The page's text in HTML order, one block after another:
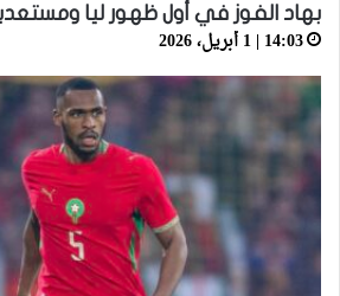
بهاد الفوز في أول ظهور ليا
14:03 | 1 أبريل، 2026